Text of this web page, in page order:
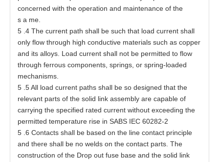
concerned with the operation and maintenance of the
s a me
5 .4 The current path shall be such that load current shall
only flow through high conductive materials such as copper
and its alloys . Load current shall not be permitted to flow
through ferrous components springs , or spring-loaded
mechanisms
5 .5 All load current paths shall be so designed that the
relevant parts of the solid link assembly are capable of
carrying the specified rated current without exceeding the
permitted temperature rise in SABS IEC 60282-2
5 .6 Contacts shall be based on the line contact principle
and there shall be no welds on the contact parts The
construction of the Drop out fuse base and the solid link